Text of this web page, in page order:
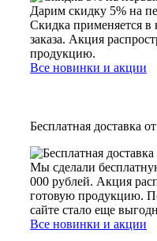
Дарим скидку 5% на
Скидка применяется
заказа. Акция
продукцию.
Все новинки и акции
Бесплатная доставка
Мы сделали
000 рублей. Акция
готовую продукцию.
сайте стало еще
Все новинки и акции